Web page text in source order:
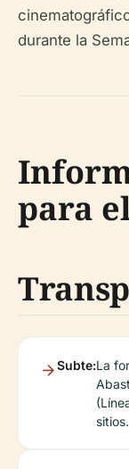
durante la
para
Subte:La
sitios.